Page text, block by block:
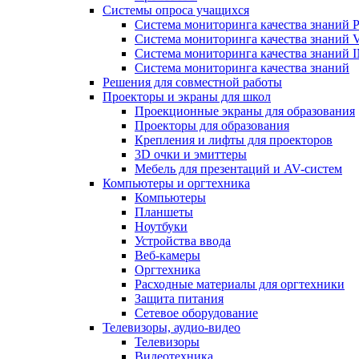
Системы опроса учащихся
Система мониторинга качества знаний
Система мониторинга качества знаний
Система мониторинга качества знаний
Система мониторинга качества знаний
Решения для совместной работы
Проекторы и экраны для школ
Проекционные экраны для образования
Проекторы для образования
Крепления и лифты для проекторов
3D очки и эмиттеры
Мебель для презентаций и AV-систем
Компьютеры и оргтехника
Компьютеры
Планшеты
Ноутбуки
Устройства ввода
Веб-камеры
Оргтехника
Расходные материалы для оргтехники
Защита питания
Сетевое оборудование
Телевизоры, аудио-видео
Телевизоры